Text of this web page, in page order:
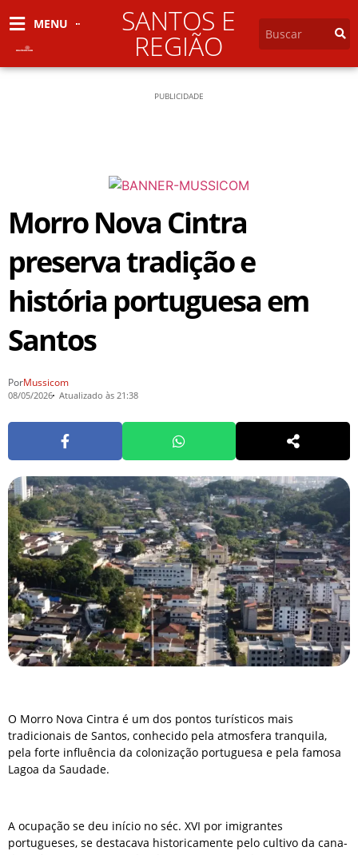
MENU SANTOS E
REGIÃO
PUBLICIDADE
Morro Nova Cintra
preserva tradição e
história portuguesa em
Santos
PorMussicom
08/05/2026 Atualizado às 21:38
O Morro Nova Cintra é um dos pontos turísticos mais
tradicionais de Santos, conhecido pela atmosfera tranquila,
pela forte influência da colonização portuguesa e pela famosa
Lagoa da Saudade.
A ocupação se deu início no séc. XVI por imigrantes
portugueses, se destacava historicamente pelo cultivo da cana-